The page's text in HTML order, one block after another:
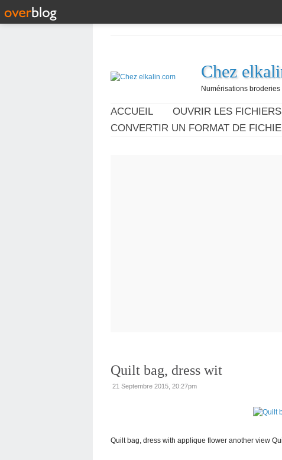
Chez
Numérisations
ACCUEIL OUVRIR LES
CONVERTIR UN FORMAT DE
Quilt bag, dress wit
21 Septembre 2015, 20:27pm
Quilt bag, dress with applique flower another view